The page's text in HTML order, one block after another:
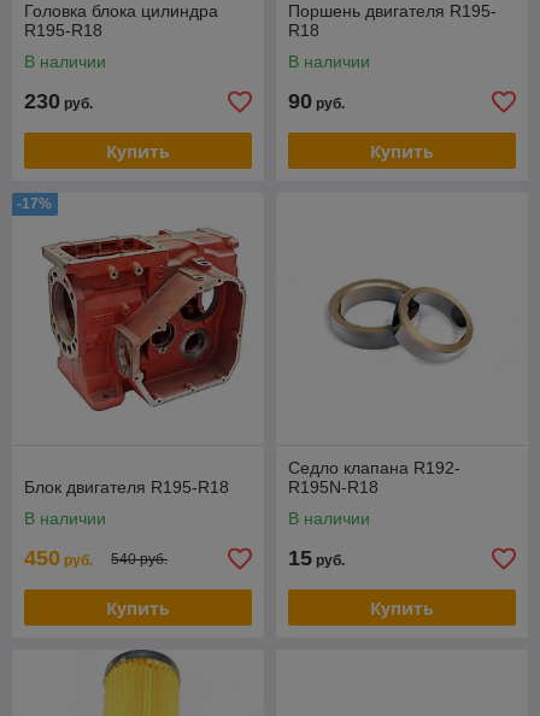
Головка блока цилиндра
R195-R18
В наличии
230 руб.
Купить
Поршень двигателя R195-
R18
В наличии
90 руб.
Купить
-17%
Блок двигателя R195-R18
В наличии
450 руб. 540 руб.
Купить
Седло клапана R192-
R195N-R18
В наличии
15 руб.
Купить